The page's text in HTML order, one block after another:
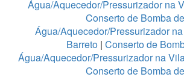
Água/Aquecedor/Pressurizador na
Conserto de Bomba de
Água/Aquecedor/Pressurizador
Barreto | Conserto de
Água/Aquecedor/Pressurizador na
Conserto de Bomba de